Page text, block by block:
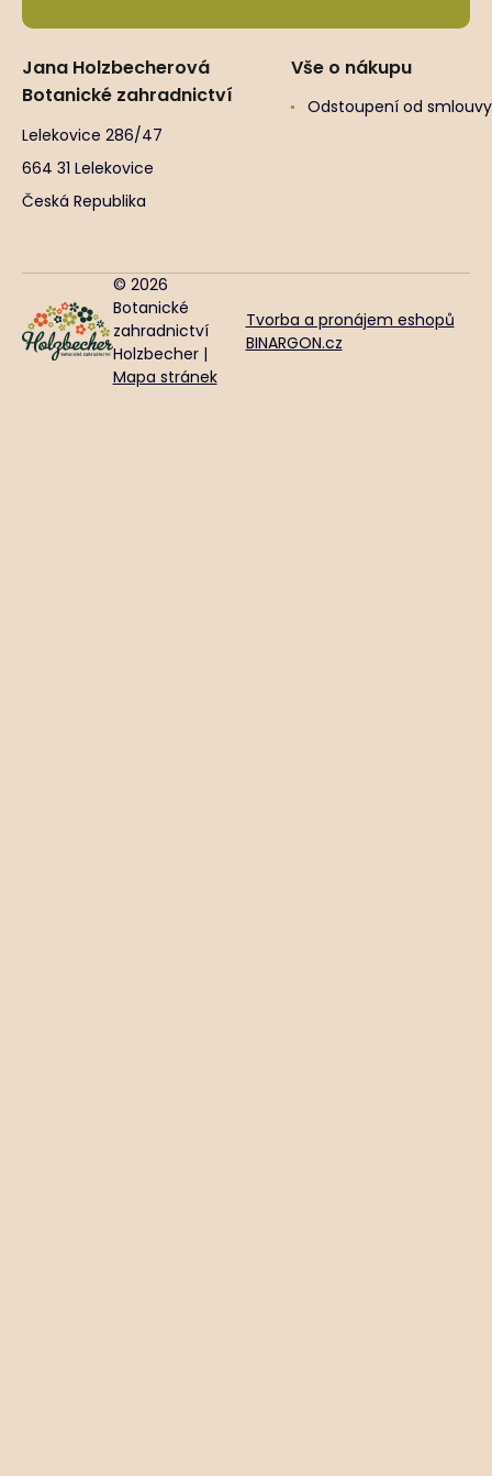
Jana Holzbecherová
Botanické zahradnictví
Lelekovice 286/47
664 31 Lelekovice
Česká Republika
Vše o nákupu
Odstoupení od smlouvy
© 2026
Botanické
zahradnictví
Holzbecher |
Mapa stránek
Tvorba a pronájem eshopů
BINARGON.cz